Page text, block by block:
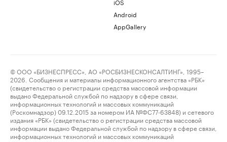
Android
AppGallery
© ООО «БИЗНЕСПРЕСС», АО «РОСБИЗНЕСКОНСАЛТИНГ», 1995–
2026. Сообщения и материалы информационного агентства «РБК»
(свидетельство о регистрации средства массовой информации
выдано Федеральной службой по надзору в сфере связи,
информационных технологий и массовых коммуникаций
(Роскомнадзор) 09.12.2015 за номером ИА №ФС77-63848) и сетевого
издания «РБК» (свидетельство о регистрации средства массовой
информации выдано Федеральной службой по надзору в сфере связи,
информационных технологий и массовых коммуникаций